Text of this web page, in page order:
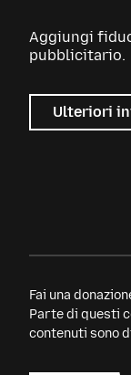
Aggiungi
pubblicitario.
Ulteriori
Fai una
Parte di questi
contenuti sono